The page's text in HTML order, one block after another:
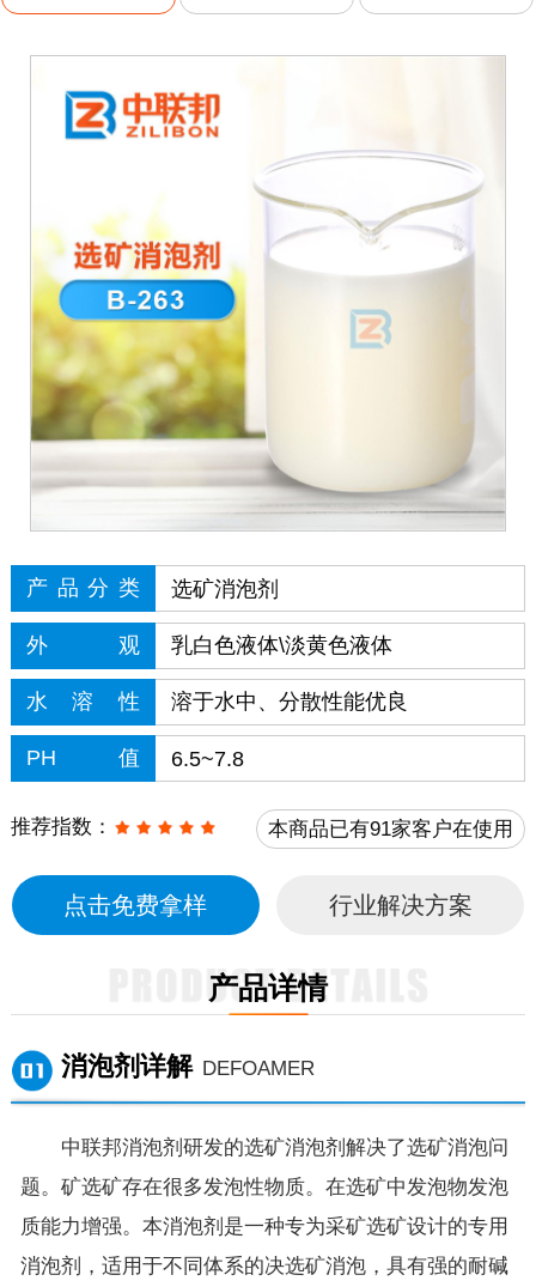
产品分类 选矿消泡剂
外观 乳白色液体\淡黄色液体
水溶性 溶于水中、分散性能优良
PH值 6.5~7.8
推荐指数： 本商品已有91家客户在使用
点击免费拿样 行业解决方案
产品详情
消泡剂详解 DEFOAMER
中联邦消泡剂研发的选矿消泡剂解决了选矿消泡问
题。矿选矿存在很多发泡性物质。在选矿中发泡物发泡
质能力增强。本消泡剂是一种专为采矿选矿设计的专用
消泡剂，适用于不同体系的决选矿消泡，具有强的耐碱